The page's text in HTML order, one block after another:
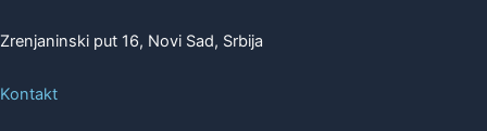
Zrenjaninski put 16, Novi Sad, Srbija
Kontakt